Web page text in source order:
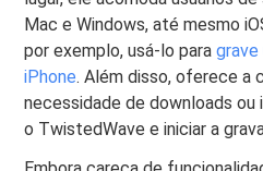
Mac e Windows, até mesmo
por exemplo, usá-lo paragrave
iPhone. Além disso, oferece a
necessidade de downloads
o TwistedWave e iniciar a